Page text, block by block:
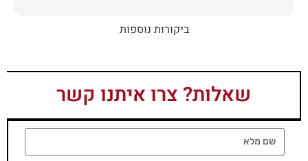
ביקורות נוספות
שאלות? צרו איתנו קשר